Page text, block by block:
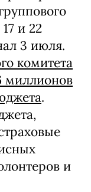
и 22
3 июля.
комитета
миллионов
.
и